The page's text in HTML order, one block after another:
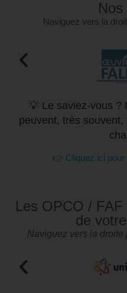
Nos
Naviguez vers la
💡 Le saviez-vous ?
peuvent, très
👉 Cliquez ici
Les OPCO /
de
Naviguez vers la droite